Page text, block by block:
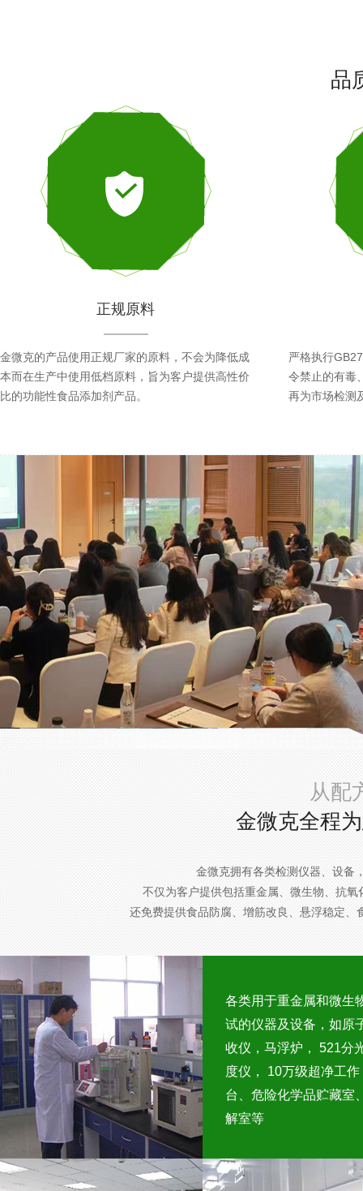
品
正规原料
金微克的产品使用正规厂家的原料，不会为降低成
本而在生产中使用低档原料，旨为客户提供高性价
比的功能性食品添加剂产品。
严格执行
令禁止的有毒
再为市场检测
从配
金微克全程
金微克拥有各类检测仪器、设备
不仅为客户提供包括重金属、微生物、抗
还免费提供食品防腐、增筋改良、悬浮稳定
各类用于重金属和微生
试的仪器及设备，如原
收仪，马浮炉， 521分
度仪， 10万级超净工作
台、危险化学品贮藏室
解室等